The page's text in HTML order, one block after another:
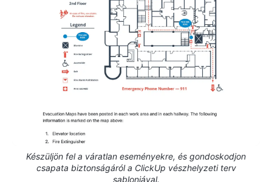
Készüljön fel a váratlan eseményekre, és gondoskodjon
csapata biztonságáról a ClickUp vészhelyzeti terv
sablonjával.